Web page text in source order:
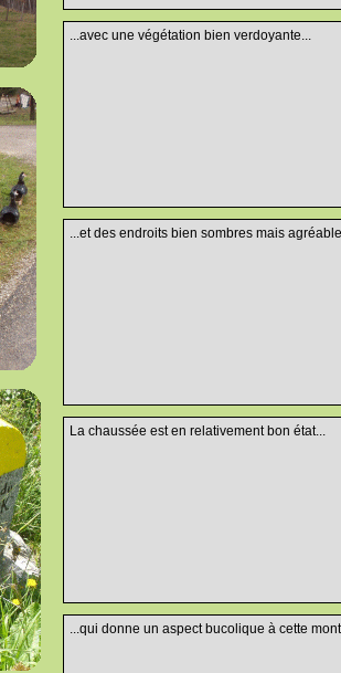
...avec une végétation bien verdoyante...
...et des endroits bien sombres mais
La chaussée est en relativement bon état...
...qui donne un aspect bucolique à cette